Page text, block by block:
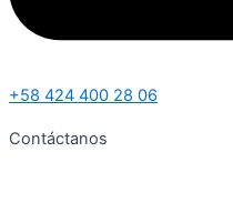
+58 424 400 28 06
Contáctanos